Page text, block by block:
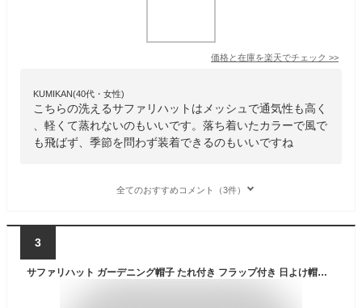
価格と在庫を楽天でチェック >>
KUMIKAN(40代・女性)
こちらの洗えるサファリハットはメッシュで通気性も高く
、軽くて蒸れないのもいいです。落ち着いたカラーで風で
も飛ばず、季節を問わず装着できるのもいいですね
全てのおすすめコメント（3件）
3
サファリハット ガーデニング帽子 たれ付き フラップ付き 日よけ帽子 ガーデンハット 折りたたみ 衿付き つば広 メッシュ レディース UVカット 紫外線対策 日焼け防止 熱中症予防 サンシェード 洗える おしゃれ 可愛い 農作業 首 母の日 ギフト プレゼント 真夏 無地 花柄